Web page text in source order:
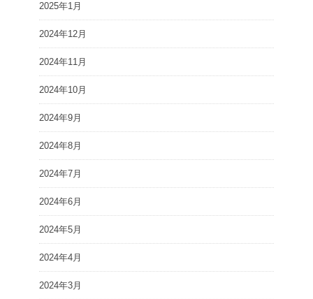
2025年1月
2024年12月
2024年11月
2024年10月
2024年9月
2024年8月
2024年7月
2024年6月
2024年5月
2024年4月
2024年3月